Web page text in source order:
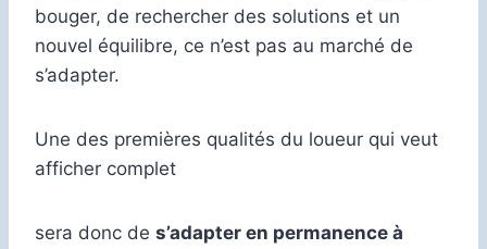
bouger, de rechercher des solutions et un
nouvel équilibre, ce n’est pas au marché de
s’adapter.
Une des premières qualités du loueur qui veut
afficher complet
sera donc de s’adapter en permanence à